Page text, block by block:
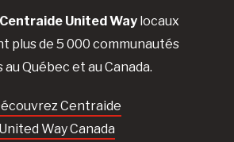
United Waylocaux
plus de 5 000 communautés
au Québec et au Canada.
Centraide
United Way Canada